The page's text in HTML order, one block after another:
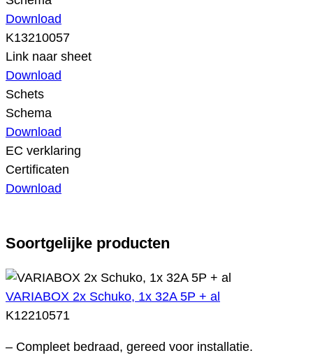
Download
K13210057
Link naar sheet
Download
Schets
Schema
Download
EC verklaring
Certificaten
Download
Soortgelijke producten
VARIABOX 2x Schuko, 1x 32A 5P + al
K12210571
– Compleet bedraad, gereed voor installatie.